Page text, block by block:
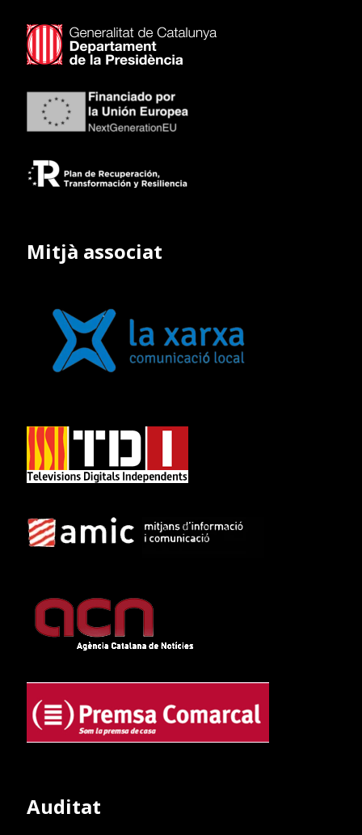
Mitjà associat
Auditat